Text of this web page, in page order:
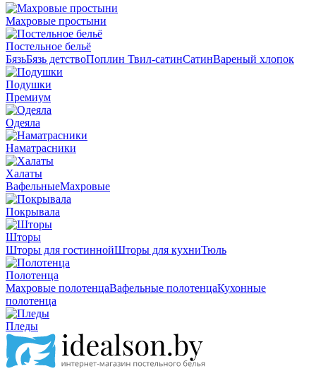
Махровые простыни
Постельное бельё
БязьБязь детствоПоплин Твил-сатинСатинВареный хлопок
Подушки
Премиум
Одеяла
Наматрасники
Халаты
ВафельныеМахровые
Покрывала
Шторы
Шторы для гостиннойШторы для кухниТюль
Полотенца
Махровые полотенцаВафельные полотенцаКухонные
полотенца
Пледы